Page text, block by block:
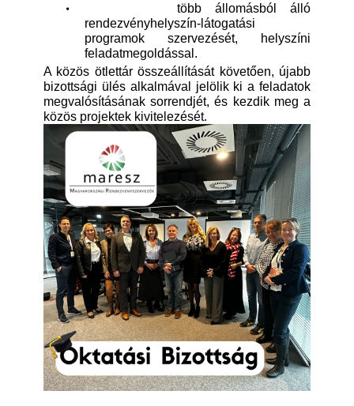
·
több állomásból álló
rendezvényhelyszín-látogatási
programok szervezését, helyszíni
feladatmegoldással.
A közös ötlettár összeállítását követően, újabb
bizottsági ülés alkalmával jelölik ki a feladatok
megvalósításának sorrendjét, és kezdik meg a
közös projektek kivitelezését.